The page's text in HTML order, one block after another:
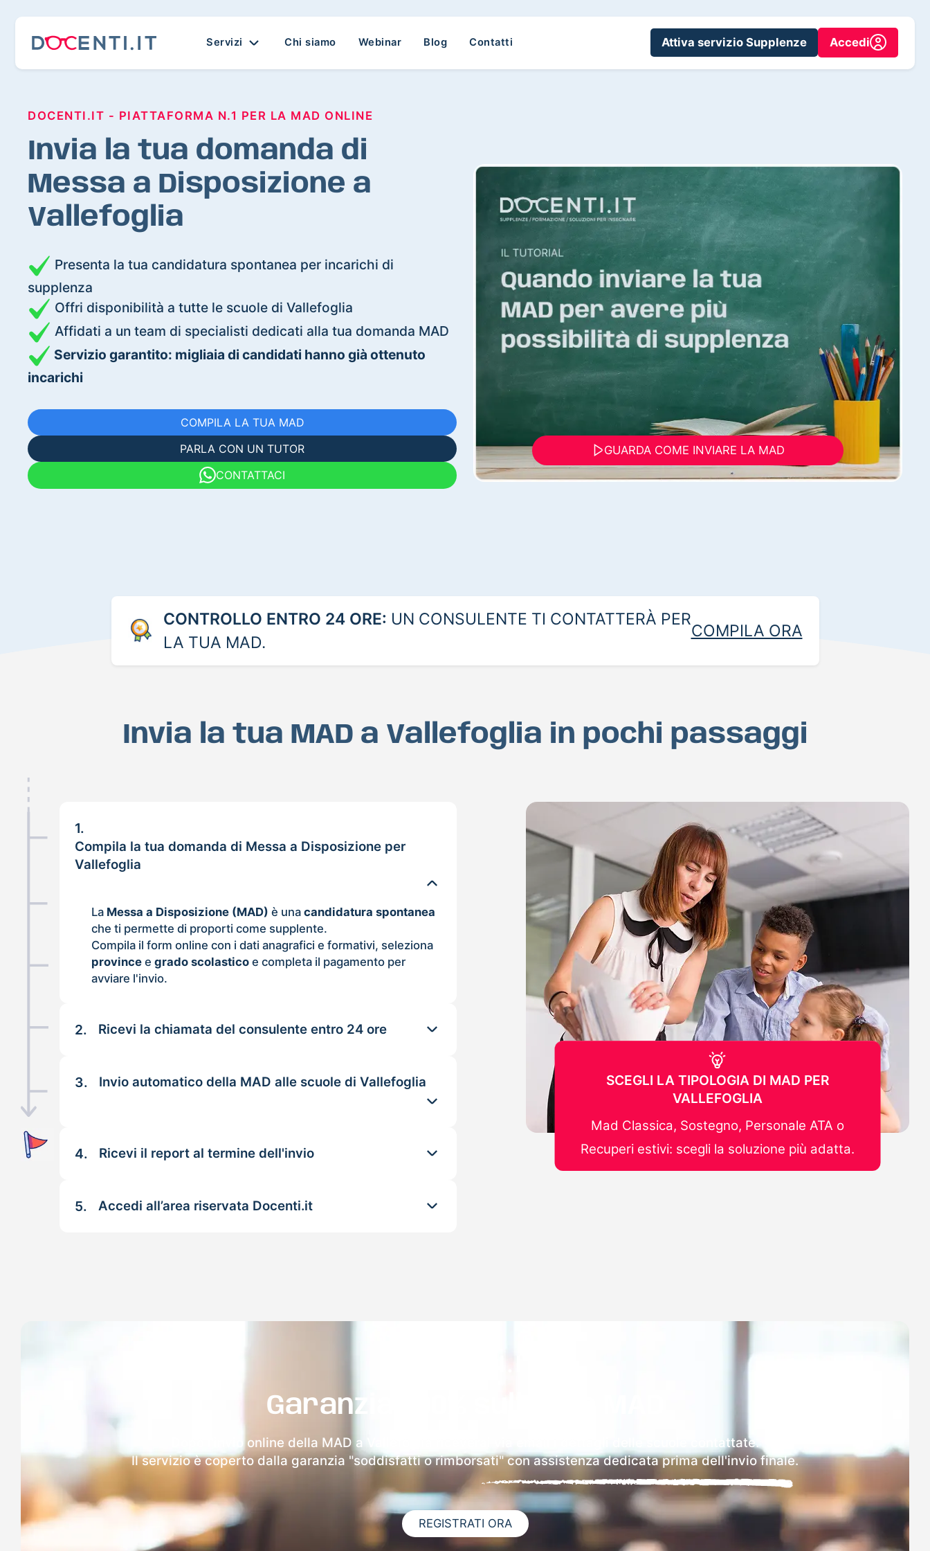
Servizi Chi siamo Webinar Blog Contatti Attiva servizio Supplenze Accedi
DOCENTI.IT - PIATTAFORMA N.1 PER LA MAD ONLINE
Invia la tua domanda di
Messa a Disposizione a
Vallefoglia
Presenta la tua candidatura spontanea per incarichi di
supplenza
Offri disponibilità a tutte le scuole di Vallefoglia
Affidati a un team di specialisti dedicati alla tua domanda MAD
Servizio garantito: migliaia di candidati hanno già ottenuto
incarichi
COMPILA LA TUA MAD
PARLA CON UN TUTOR
CONTATTACI
GUARDA COME INVIARE LA MAD
CONTROLLO ENTRO 24 ORE: UN CONSULENTE TI CONTATTERÀ PER
LA TUA MAD.
COMPILA ORA
Invia la tua MAD a Vallefoglia in pochi passaggi
1.
Compila la tua domanda di Messa a Disposizione per
Vallefoglia
La Messa a Disposizione (MAD) è unacandidatura spontanea
che ti permette di proporti come supplente.
Compila il form online con i dati anagrafici e formativi, seleziona
province egrado scolastico e completa il pagamento per
avviare l'invio.
2. Ricevi la chiamata del consulente entro 24 ore
3. Invio automatico della MAD alle scuole di Vallefoglia
4. Ricevi il report al termine dell'invio
5. Accedi all’area riservata Docenti.it
SCEGLI LA TIPOLOGIA DI MAD PER
VALLEFOGLIA
Mad Classica, Sostegno, Personale ATA o
Recuperi estivi: scegli la soluzione più adatta.
Garanzia 100% sulla tua MAD
Dopo l'invio online della MAD a Vallefoglia riceverai via email i dettagli delle scuole contattate.
Il servizio è coperto dalla garanzia "soddisfatti o rimborsati" con assistenza dedicata prima dell'invio finale.
REGISTRATI ORA